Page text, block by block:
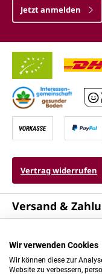
Jetzt anmelden
Vertrag widerrufen
Versand &
Kontakt & Mehr
Wir verwenden Cookies
Wir können diese zur
Website zu verbessern,